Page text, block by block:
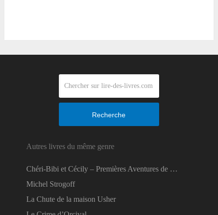
Recherche
Autres livres du même genre
Chéri-Bibi et Cécily – Premières Aventures de …
Michel Strogoff
La Chute de la maison Usher